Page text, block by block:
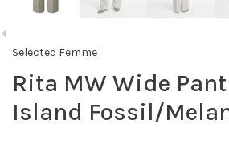
Selected Femme
Rita MW Wide
Island Fossil/